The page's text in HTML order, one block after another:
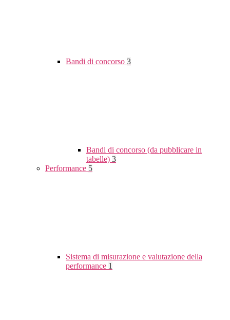
Bandi di concorso 3
Bandi di concorso (da pubblicare in
tabelle) 3
Performance 5
Sistema di misurazione e valutazione della
performance 1